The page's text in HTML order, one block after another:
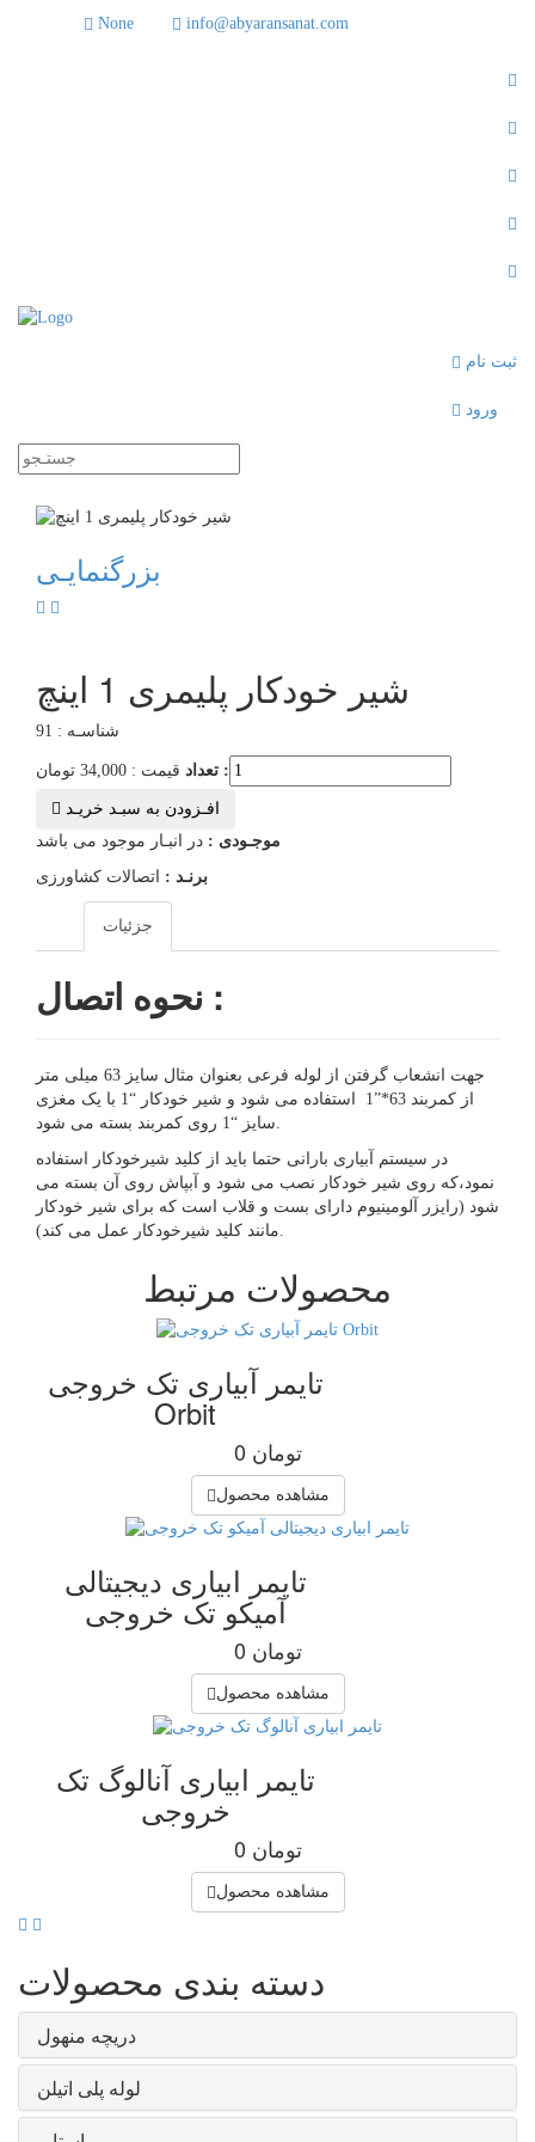
None info@abyaransanat.com
ثبت نام
ورود
بزرگنمایـی
شیر خودکار پلیمری 1 اینچ
شناسـه : 91
قیمت : 34,000 تومان تعداد :
افـزودن به سبـد خریـد
موجـودی : در انبـار موجود می باشد
برنـد : اتصالات کشاورزی
جزئیات
نحوه اتصال :
جهت انشعاب گرفتن از لوله فرعی بعنوان مثال سایز 63 میلی متر
از کمربند 63*”1 استفاده می شود و شیر خودکار “1 با یک مغزی
در سیستم آبیاری بارانی حتما باید از کلید شیرخودکار استفاده
نمود،که روی شیر خودکار نصب می شود و آبپاش روی آن بسته می
شود (رایزر آلومینیوم دارای بست و قلاب است که برای شیر خودکار
محصولات مرتبط
تایمر آبیاری تک خروجی
Orbit
0 تومان
مشاهده محصول
تایمر ابیاری دیجیتالی
آمیکو تک خروجی
0 تومان
مشاهده محصول
تایمر ابیاری آنالوگ تک
خروجی
0 تومان
مشاهده محصول
دسته بندی محصولات
دریچه منهول
لوله پلی اتیلن